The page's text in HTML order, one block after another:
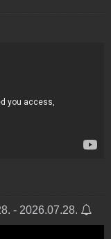
- 2026.07.28.